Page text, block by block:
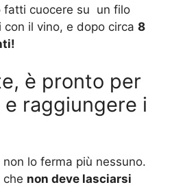
fatti cuocere su un filo
con il vino, e dopo circa 8
è pronto per
raggiungere i
lo ferma più nessuno.
che non deve lasciarsi